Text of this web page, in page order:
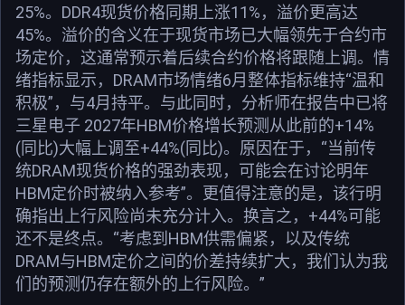
25%。DDR4现货价格同期上涨11%，溢价更高达
45%。溢价的含义在于现货市场已大幅领先于合约市
场定价，这通常预示着后续合约价格将跟随上调。情
绪指标显示，DRAM市场情绪6月整体指标维持“温和
积极”，与4月持平。与此同时，分析师在报告中已将
三星电子 2027年HBM价格增长预测从此前的+14%
(同比)大幅上调至+44%(同比)。原因在于，“当前传
统DRAM现货价格的强劲表现，可能会在讨论明年
HBM定价时被纳入参考”。更值得注意的是，该行明
确指出上行风险尚未充分计入。换言之，+44%可能
还不是终点。“考虑到HBM供需偏紧，以及传统
DRAM与HBM定价之间的价差持续扩大，我们认为我
们的预测仍存在额外的上行风险。”